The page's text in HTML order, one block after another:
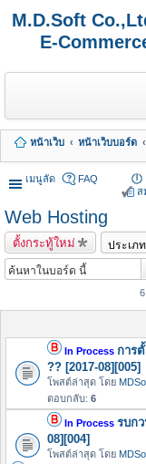
M.D.Soft
E-
หน้าเว็บ หน้าเว็บบอร์ด
เมนูลัด
FAQ
ส
Web Hosting
ตั้งกระทู้ใหม่
In Process การ
?? [2017-08][005]
โพสต์ล่าสุด โดย
ตอบกลับ: 6
In Process รบก
08][004]
โพสต์ล่าสุด โดย